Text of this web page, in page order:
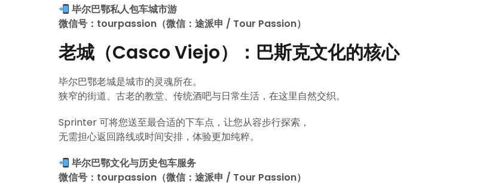
毕尔巴鄂私人包车城市游
微信号：tourpassion（微信：途派申 / Tour Passion）
老城（Casco Viejo）：巴斯克文化的核心
毕尔巴鄂老城是城市的灵魂所在。
狭窄的街道、古老的教堂、传统酒吧与日常生活，在这里自然交织。
Sprinter 可将您送至最合适的下车点，让您从容步行探索，
无需担心返回路线或时间安排，体验更加纯粹。
毕尔巴鄂文化与历史包车服务
微信号：tourpassion（微信：途派申 / Tour Passion）